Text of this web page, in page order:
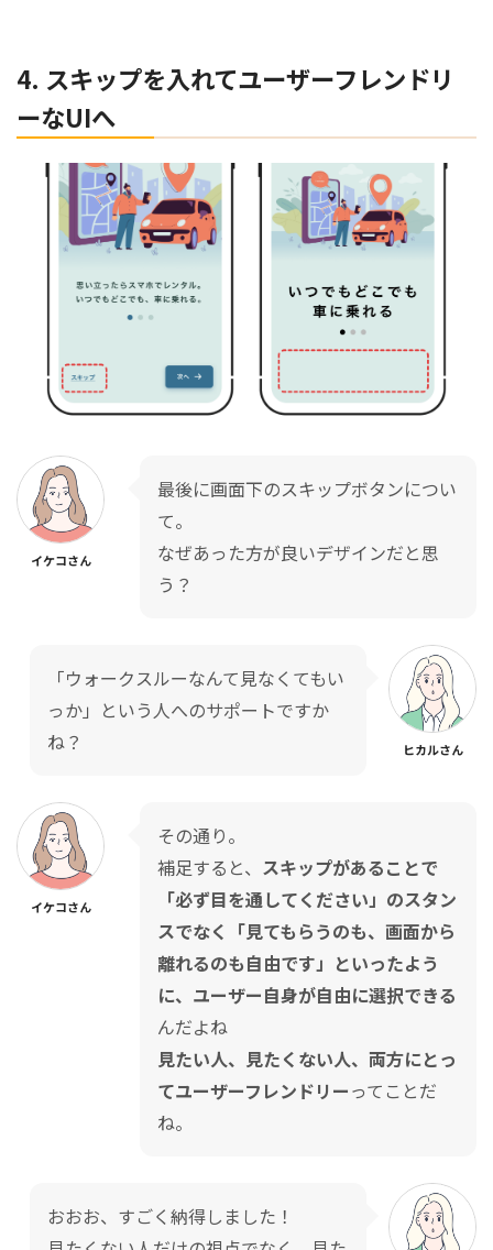
4. スキップを入れてユーザーフレンドリ
ーなUIへ
イケコさん
最後に画面下のスキップボタンについ
て。
なぜあった方が良いデザインだと思
う？
「ウォークスルーなんて見なくてもい
っか」という人へのサポートですか
ね？
ヒカルさん
イケコさん
その通り。
補足すると、 スキップがあることで
「必ず目を通してください」のスタン
スでなく「見てもらうのも、画面から
離れるのも自由です」といったよう
に、ユーザー自身が自由に選択できる
んだよね
見たい人、見たくない人、両方にとっ
てユーザーフレンドリーってことだ
ね。
おおお、すごく納得しました！